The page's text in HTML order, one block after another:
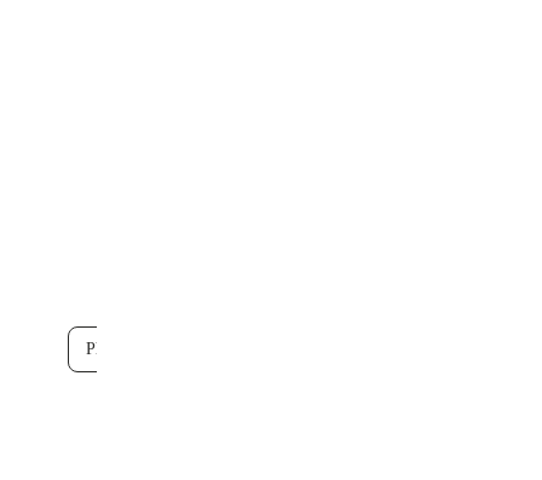
Phase0 kostenlos testen